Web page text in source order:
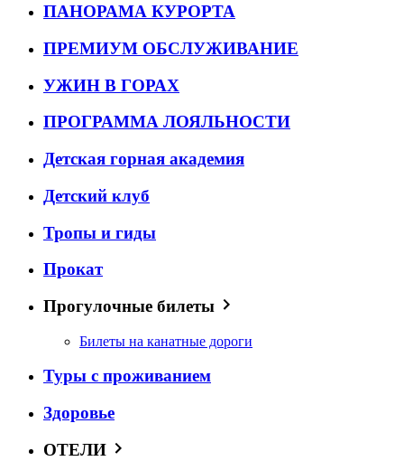
ПАНОРАМА КУРОРТА
ПРЕМИУМ ОБСЛУЖИВАНИЕ
УЖИН В ГОРАХ
ПРОГРАММА ЛОЯЛЬНОСТИ
Детская горная академия
Детский клуб
Тропы и гиды
Прокат
Прогулочные билеты
Билеты на канатные дороги
Туры с проживанием
Здоровье
ОТЕЛИ